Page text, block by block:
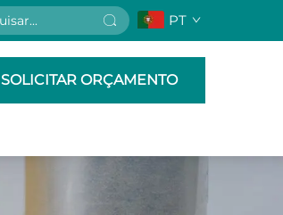
PT
SOLICITAR ORÇAMENTO